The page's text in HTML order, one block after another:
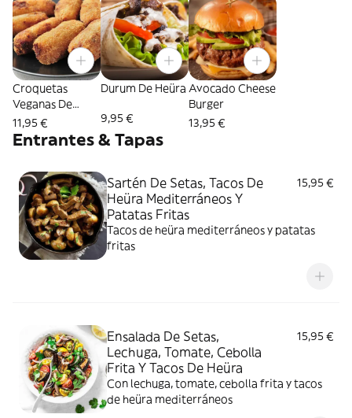
Croquetas
Veganas De
Boletus (8 Uds.)
11,95 €
Durum De Heüra
9,95 €
Avocado Cheese
Burger
13,95 €
Entrantes & Tapas
Sartén De Setas, Tacos De
Heüra Mediterráneos Y
Patatas Fritas
15,95 €
Tacos de heüra mediterráneos y patatas
fritas
Ensalada De Setas,
Lechuga, Tomate, Cebolla
Frita Y Tacos De Heüra
15,95 €
Con lechuga, tomate, cebolla frita y tacos
de heüra mediterráneos